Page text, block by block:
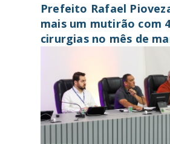
Prefeito Rafael
mais um mutirão com
cirurgias no mês de